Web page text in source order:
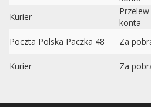
Kurier
konta
Poczta Polska Paczka 48
Za
Kurier
Za